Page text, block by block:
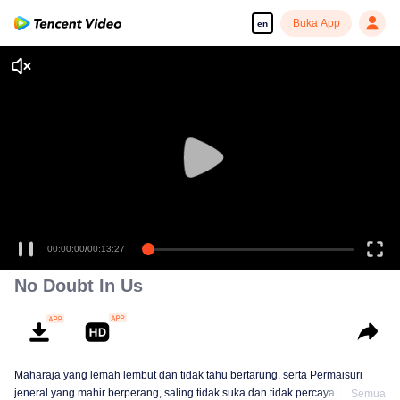
en Buka App
00:00:00/00:13:27
No Doubt In Us
Maharaja yang lemah lembut dan tidak tahu bertarung, serta Permaisuri
jeneral yang mahir berperang, saling tidak suka dan tidak percaya. Namun
Semua